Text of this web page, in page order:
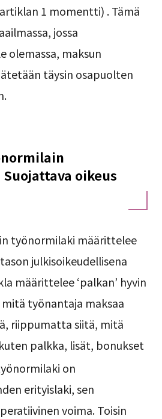
1 momentti) . Tämä
jossa
olemassa, maksun
täysin osapuolten
oikeus
työnormilaki määrittelee
julkisoikeudellisena
määrittelee ‘palkan’ hyvin
mitä työnantaja maksaa
riippumatta siitä, mitä
palkka, lisät, bonukset
on
erityislaki, sen
voima. Toisin